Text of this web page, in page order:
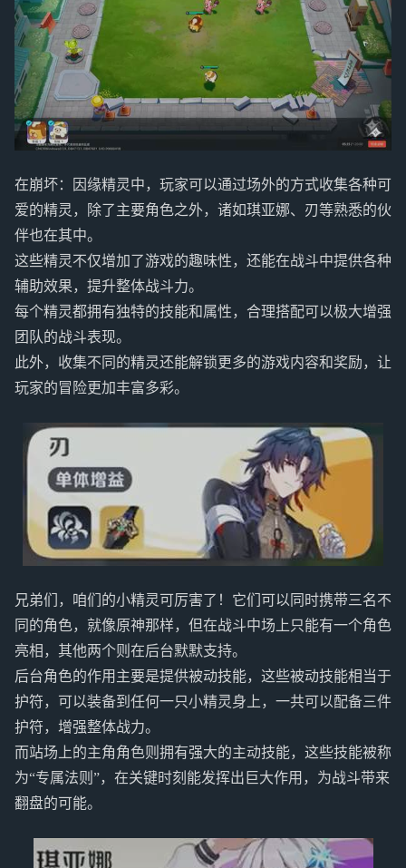
在崩坏：因缘精灵中，玩家可以通过场外的方式收集各种可
爱的精灵，除了主要角色之外，诸如琪亚娜、刃等熟悉的伙
伴也在其中。
这些精灵不仅增加了游戏的趣味性，还能在战斗中提供各种
辅助效果，提升整体战斗力。
每个精灵都拥有独特的技能和属性，合理搭配可以极大增强
团队的战斗表现。
此外，收集不同的精灵还能解锁更多的游戏内容和奖励，让
玩家的冒险更加丰富多彩。
兄弟们，咱们的小精灵可厉害了！它们可以同时携带三名不
同的角色，就像原神那样，但在战斗中场上只能有一个角色
亮相，其他两个则在后台默默支持。
后台角色的作用主要是提供被动技能，这些被动技能相当于
护符，可以装备到任何一只小精灵身上，一共可以配备三件
护符，增强整体战力。
而站场上的主角角色则拥有强大的主动技能，这些技能被称
为“专属法则”，在关键时刻能发挥出巨大作用，为战斗带来
翻盘的可能。